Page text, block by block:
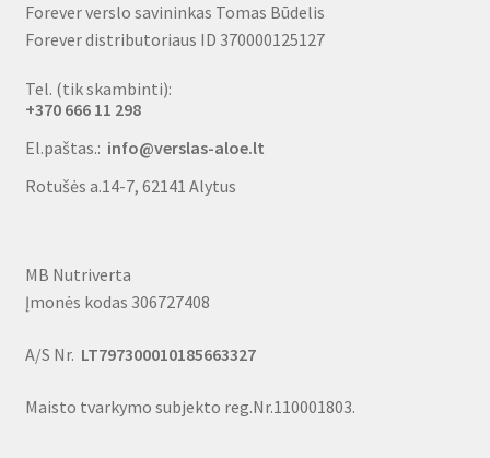
Forever verslo savininkas Tomas Būdelis
Forever distributoriaus ID 370000125127
Tel. (tik skambinti):
+370 666 11 298
El.paštas.: info@verslas-aloe.lt
Rotušės a.14-7, 62141 Alytus
MB Nutriverta
Įmonės kodas 306727408
A/S Nr. LT797300010185663327
Maisto tvarkymo subjekto reg.Nr.110001803.